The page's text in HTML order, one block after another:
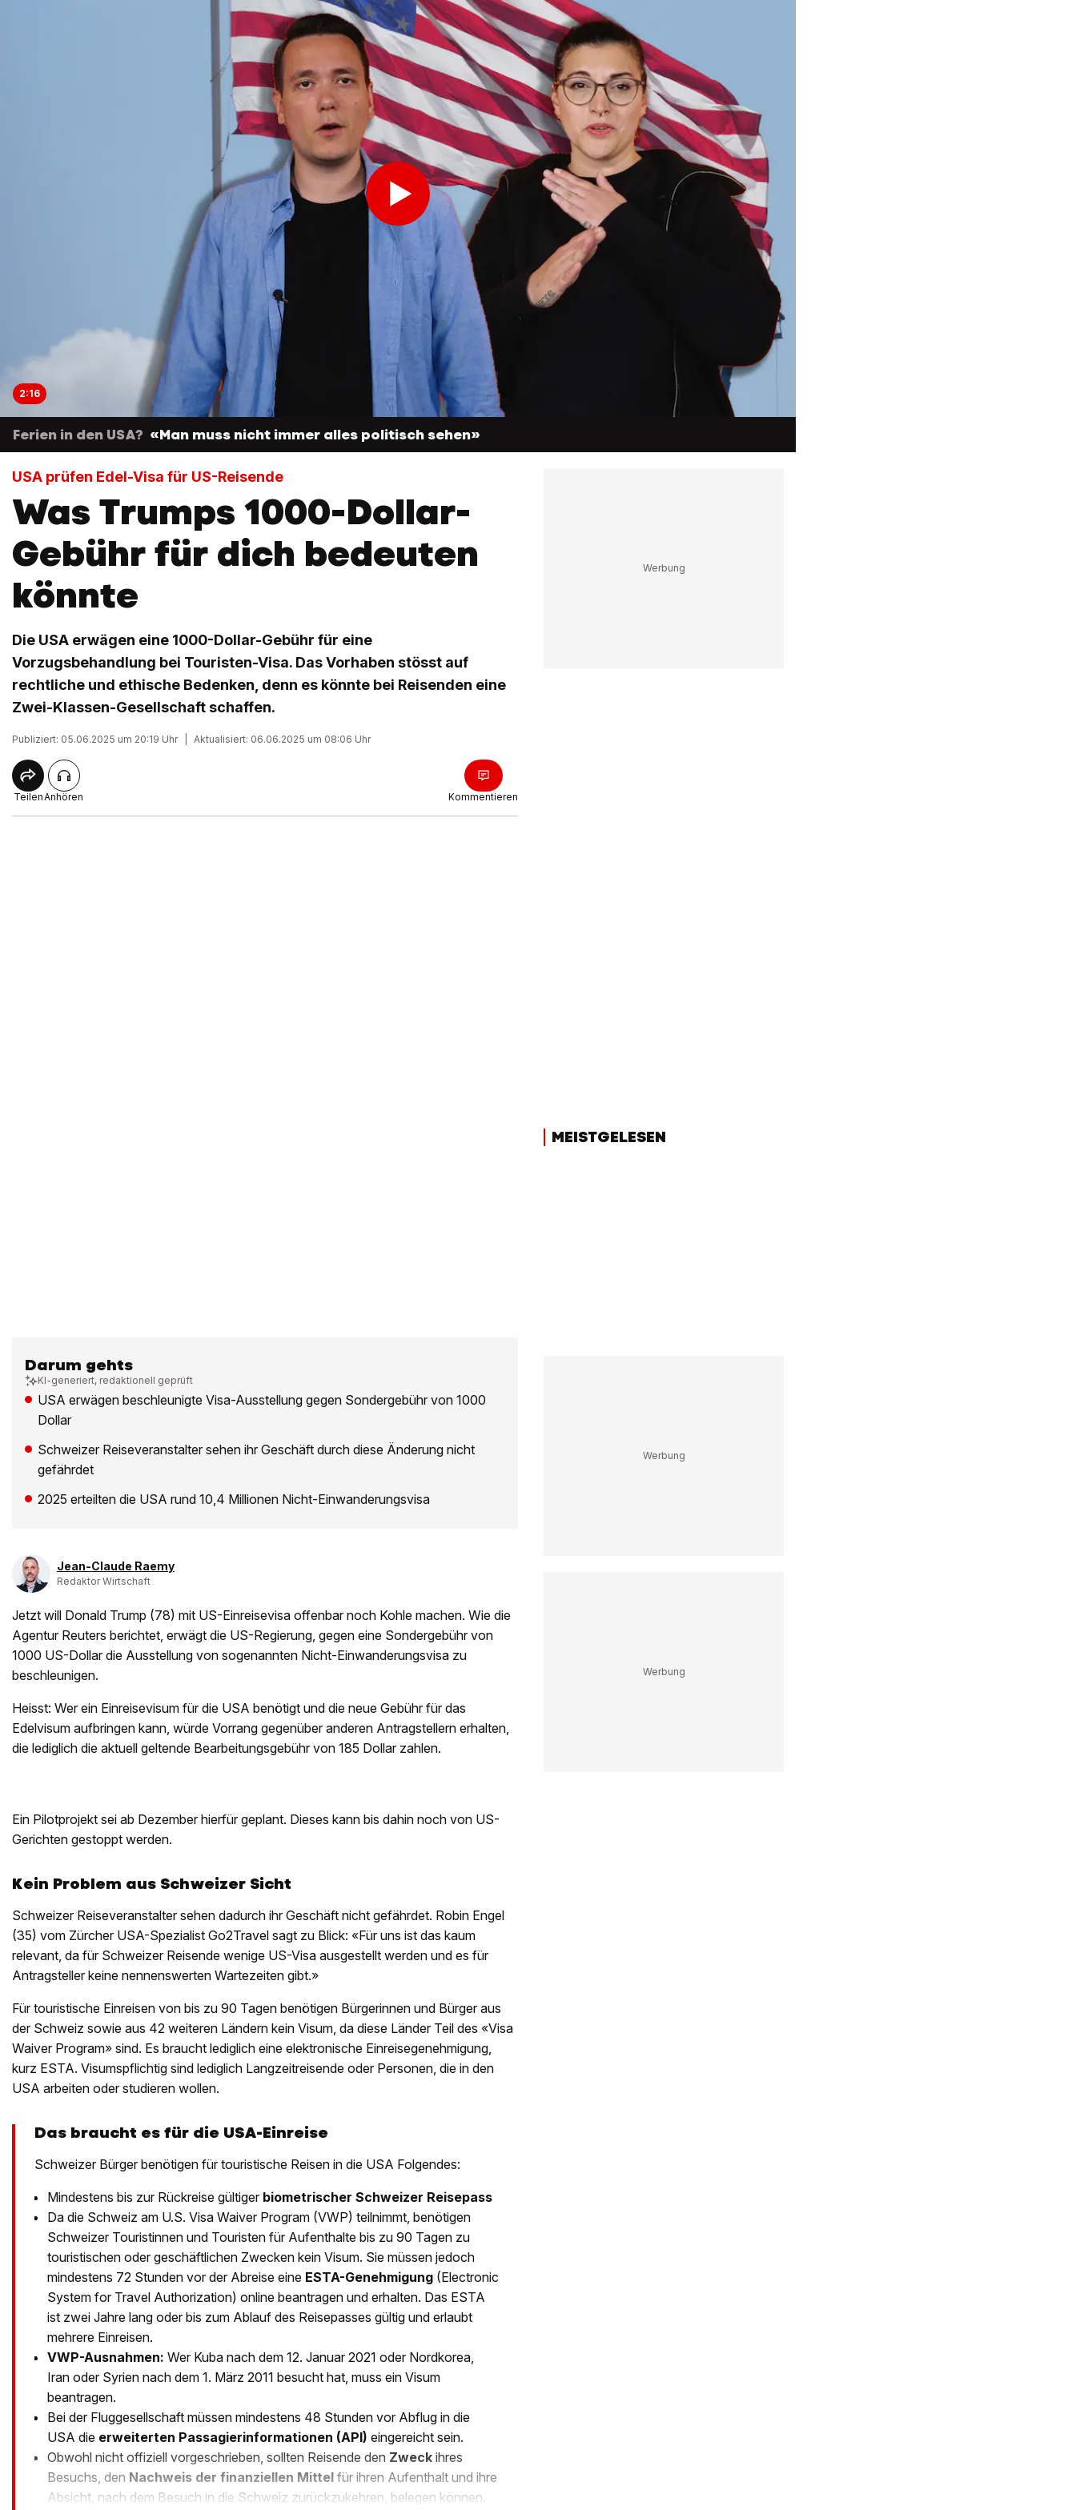
2:16
Ferien in den USA? «Man muss nicht immer alles politisch sehen»
USA prüfen Edel-Visa für US-Reisende
Was Trumps 1000-Dollar-
Gebühr für dich bedeuten
könnte
Die USA erwägen eine 1000-Dollar-Gebühr für eine
Vorzugsbehandlung bei Touristen-Visa. Das Vorhaben stösst auf
rechtliche und ethische Bedenken, denn es könnte bei Reisenden eine
Zwei-Klassen-Gesellschaft schaffen.
Publiziert: 05.06.2025 um 20:19 Uhr Aktualisiert: 06.06.2025 um 08:06 Uhr
TeilenAnhören Kommentieren
Darum gehts
KI-generiert, redaktionell geprüft
USA erwägen beschleunigte Visa-Ausstellung gegen Sondergebühr von 1000
Dollar
Schweizer Reiseveranstalter sehen ihr Geschäft durch diese Änderung nicht
gefährdet
2025 erteilten die USA rund 10,4 Millionen Nicht-Einwanderungsvisa
Jean-Claude Raemy
Redaktor Wirtschaft
Jetzt will Donald Trump (78) mit US-Einreisevisa offenbar noch Kohle machen. Wie die
Agentur Reuters berichtet, erwägt die US-Regierung, gegen eine Sondergebühr von
1000 US-Dollar die Ausstellung von sogenannten Nicht-Einwanderungsvisa zu
beschleunigen.
Heisst: Wer ein Einreisevisum für die USA benötigt und die neue Gebühr für das
Edelvisum aufbringen kann, würde Vorrang gegenüber anderen Antragstellern erhalten,
die lediglich die aktuell geltende Bearbeitungsgebühr von 185 Dollar zahlen.
Ein Pilotprojekt sei ab Dezember hierfür geplant. Dieses kann bis dahin noch von US-
Gerichten gestoppt werden.
Kein Problem aus Schweizer Sicht
Schweizer Reiseveranstalter sehen dadurch ihr Geschäft nicht gefährdet. Robin Engel
(35) vom Zürcher USA-Spezialist Go2Travel sagt zu Blick: «Für uns ist das kaum
relevant, da für Schweizer Reisende wenige US-Visa ausgestellt werden und es für
Antragsteller keine nennenswerten Wartezeiten gibt.»
Für touristische Einreisen von bis zu 90 Tagen benötigen Bürgerinnen und Bürger aus
der Schweiz sowie aus 42 weiteren Ländern kein Visum, da diese Länder Teil des «Visa
Waiver Program» sind. Es braucht lediglich eine elektronische Einreisegenehmigung,
kurz ESTA. Visumspflichtig sind lediglich Langzeitreisende oder Personen, die in den
USA arbeiten oder studieren wollen.
Das braucht es für die USA-Einreise
Schweizer Bürger benötigen für touristische Reisen in die USA Folgendes:
Mindestens bis zur Rückreise gültiger biometrischer Schweizer Reisepass
Da die Schweiz am U.S. Visa Waiver Program (VWP) teilnimmt, benötigen
Schweizer Touristinnen und Touristen für Aufenthalte bis zu 90 Tagen zu
touristischen oder geschäftlichen Zwecken kein Visum. Sie müssen jedoch
mindestens 72 Stunden vor der Abreise eine ESTA-Genehmigung (Electronic
System for Travel Authorization) online beantragen und erhalten. Das ESTA
ist zwei Jahre lang oder bis zum Ablauf des Reisepasses gültig und erlaubt
mehrere Einreisen.
VWP-Ausnahmen: Wer Kuba nach dem 12. Januar 2021 oder Nordkorea,
Iran oder Syrien nach dem 1. März 2011 besucht hat, muss ein Visum
beantragen.
Bei der Fluggesellschaft müssen mindestens 48 Stunden vor Abflug in die
USA die erweiterten Passagierinformationen (API) eingereicht sein.
Obwohl nicht offiziell vorgeschrieben, sollten Reisende den Zweck ihres
Besuchs, den Nachweis der finanziellen Mittel für ihren Aufenthalt und ihre
Absicht, nach dem Besuch in die Schweiz zurückzukehren, belegen können.
MEISTGELESEN